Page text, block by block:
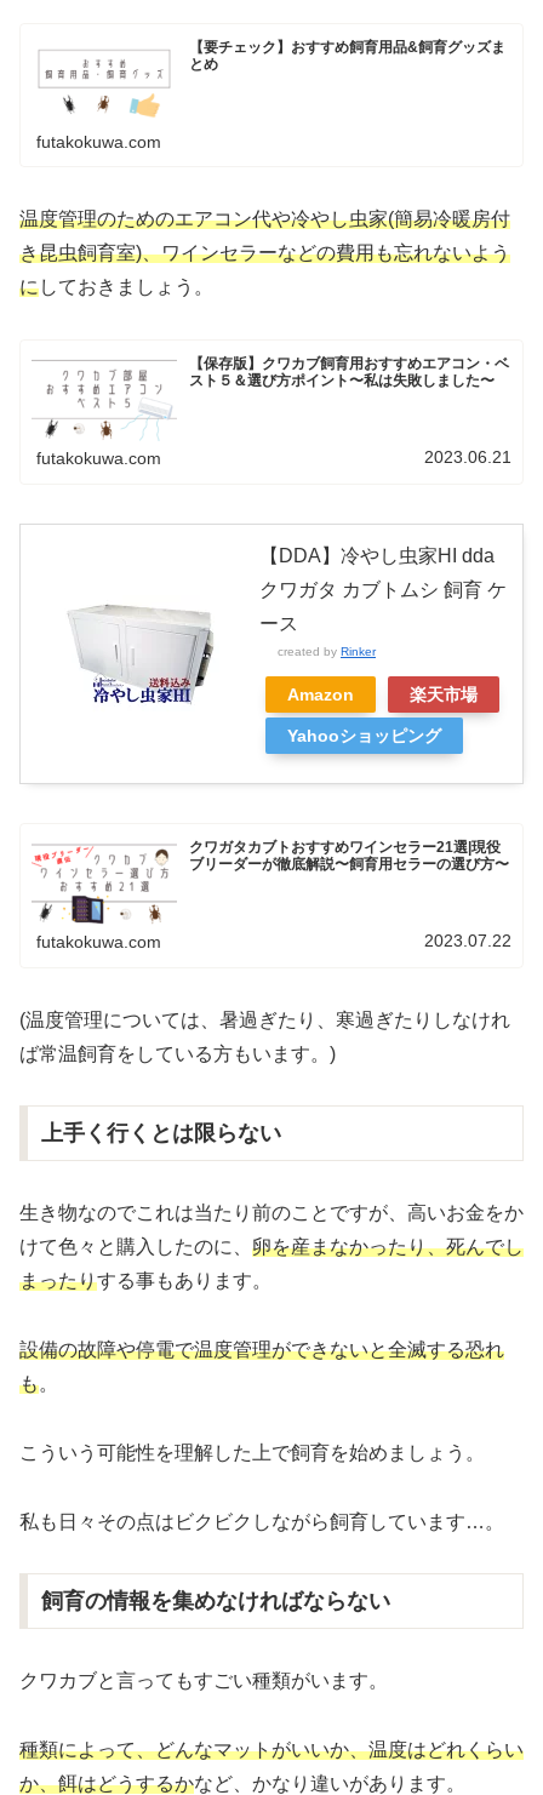
【要チェック】おすすめ飼育用品&飼育グッズま
とめ
futakokuwa.com
温度管理のためのエアコン代や冷やし虫家(簡易冷暖房付
き昆虫飼育室)、ワインセラーなどの費用も忘れないよう
にしておきましょう。
【保存版】クワカブ飼育用おすすめエアコン・ベ
スト５＆選び方ポイント〜私は失敗しました〜
futakokuwa.com 2023.06.21
【DDA】冷やし虫家HI dda
クワガタ カブトムシ 飼育 ケ
ース
created by Rinker
Amazon 楽天市場
Yahooショッピング
クワガタカブトおすすめワインセラー21選|現役
ブリーダーが徹底解説〜飼育用セラーの選び方〜
futakokuwa.com 2023.07.22
(温度管理については、暑過ぎたり、寒過ぎたりしなけれ
ば常温飼育をしている方もいます。)
上手く行くとは限らない
生き物なのでこれは当たり前のことですが、高いお金をか
けて色々と購入したのに、 卵を産まなかったり、死んでし
まったりする事もあります。
設備の故障や停電で温度管理ができないと全滅する恐れ
も。
こういう可能性を理解した上で飼育を始めましょう。
私も日々その点はビクビクしながら飼育しています…。
飼育の情報を集めなければならない
クワカブと言ってもすごい種類がいます。
種類によって、どんなマットがいいか、温度はどれくらい
か、餌はどうするかなど、かなり違いがあります。